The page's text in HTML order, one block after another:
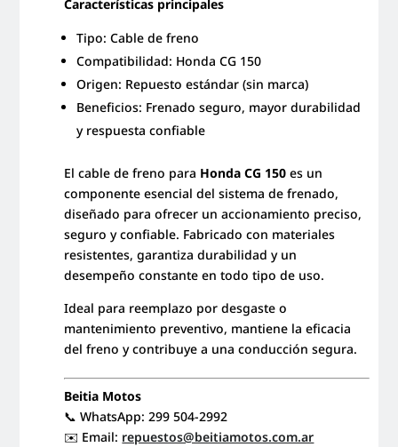
Características principales
Tipo: Cable de freno
Compatibilidad: Honda CG 150
Origen: Repuesto estándar (sin marca)
Beneficios: Frenado seguro, mayor durabilidad
y respuesta confiable
El cable de freno para Honda CG 150 es un
componente esencial del sistema de frenado,
diseñado para ofrecer un accionamiento preciso,
seguro y confiable. Fabricado con materiales
resistentes, garantiza durabilidad y un
desempeño constante en todo tipo de uso.
Ideal para reemplazo por desgaste o
mantenimiento preventivo, mantiene la eficacia
del freno y contribuye a una conducción segura.
Beitia Motos
📞 WhatsApp: 299 504-2992
✉️ Email: repuestos@beitiamotos.com.ar